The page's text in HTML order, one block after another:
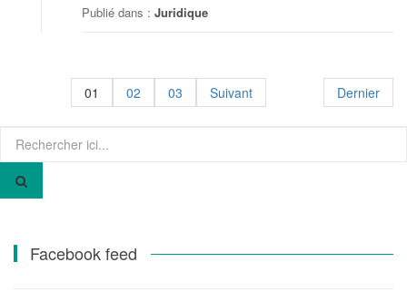
Publié dans : Juridique
01 02 03 Suivant Dernier
pour
Facebook feed